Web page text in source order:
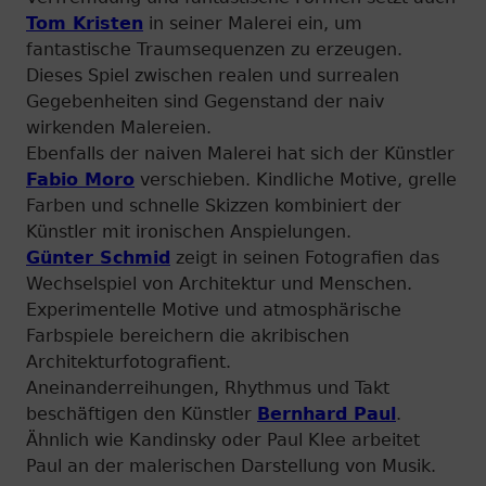
Tom Kristen in seiner Malerei ein, um
fantastische Traumsequenzen zu erzeugen.
Dieses Spiel zwischen realen und surrealen
Gegebenheiten sind Gegenstand der naiv
wirkenden Malereien.
Ebenfalls der naiven Malerei hat sich der Künstler
Fabio Moro verschieben. Kindliche Motive, grelle
Farben und schnelle Skizzen kombiniert der
Künstler mit ironischen Anspielungen.
Günter Schmid zeigt in seinen Fotografien das
Wechselspiel von Architektur und Menschen.
Experimentelle Motive und atmosphärische
Farbspiele bereichern die akribischen
Architekturfotografient.
Aneinanderreihungen, Rhythmus und Takt
beschäftigen den Künstler Bernhard Paul.
Ähnlich wie Kandinsky oder Paul Klee arbeitet
Paul an der malerischen Darstellung von Musik.